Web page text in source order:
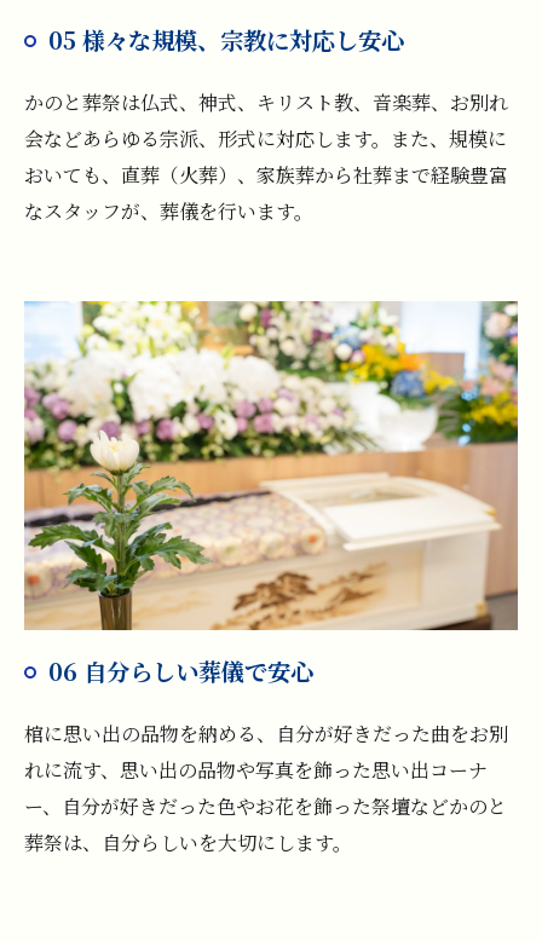
05 様々な規模、宗教に対応し安心
かのと葬祭は仏式、神式、キリスト教、音楽葬、お別れ
会などあらゆる宗派、形式に対応します。また、規模に
おいても、直葬（火葬）、家族葬から社葬まで経験豊富
なスタッフが、葬儀を行います。
06 自分らしい葬儀で安心
棺に思い出の品物を納める、自分が好きだった曲をお別
れに流す、思い出の品物や写真を飾った思い出コーナ
ー、自分が好きだった色やお花を飾った祭壇などかのと
葬祭は、自分らしいを大切にします。